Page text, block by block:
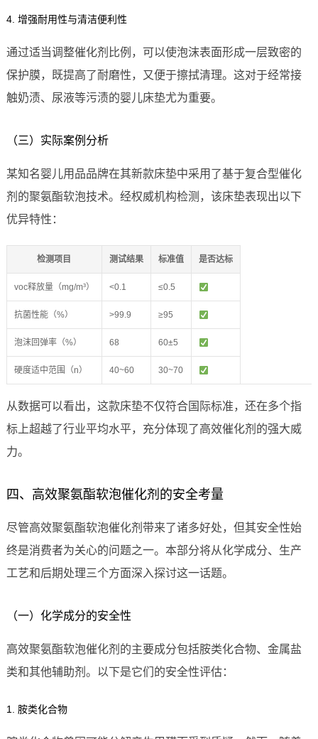
4. 增强耐用性与清洁便利性
通过适当调整催化剂比例，可以使泡沫表面形成一层致密的
保护膜，既提高了耐磨性，又便于擦拭清理。这对于经常接
触奶渍、尿液等污渍的婴儿床垫尤为重要。
（三）实际案例分析
某知名婴儿用品品牌在其新款床垫中采用了基于复合型催化
剂的聚氨酯软泡技术。经权威机构检测，该床垫表现出以下
优异特性：
检测项目 测试结果 标准值 是否达标
voc释放量（mg/m³） <0.1 ≤0.5
抗菌性能（%） >99.9 ≥95
泡沫回弹率（%） 68 60±5
硬度适中范围（n） 40~60 30~70
从数据可以看出，这款床垫不仅符合国际标准，还在多个指
标上超越了行业平均水平，充分体现了高效催化剂的强大威
力。
四、高效聚氨酯软泡催化剂的安全考量
尽管高效聚氨酯软泡催化剂带来了诸多好处，但其安全性始
终是消费者为关心的问题之一。本部分将从化学成分、生产
工艺和后期处理三个方面深入探讨这一话题。
（一）化学成分的安全性
高效聚氨酯软泡催化剂的主要成分包括胺类化合物、金属盐
类和其他辅助剂。以下是它们的安全性评估：
1. 胺类化合物